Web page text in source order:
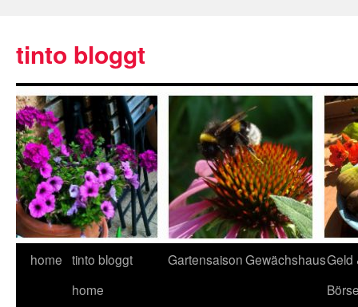
tinto bloggt
home tinto bloggt
home
GartensaisonGewächshausGeld